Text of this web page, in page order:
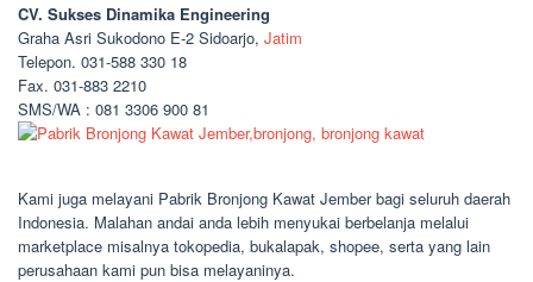
CV. Sukses Dinamika Engineering
Graha Asri Sukodono E-2 Sidoarjo, Jatim
Telepon. 031-588 330 18
Fax. 031-883 2210
SMS/WA : 081 3306 900 81
Kami juga melayani Pabrik Bronjong Kawat Jember bagi seluruh daerah
Indonesia. Malahan andai anda lebih menyukai berbelanja melalui
marketplace misalnya tokopedia, bukalapak, shopee, serta yang lain
perusahaan kami pun bisa melayaninya.